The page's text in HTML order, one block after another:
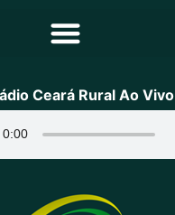
Principal
Programação
Equipe
Ceará Rural Ao Vivo